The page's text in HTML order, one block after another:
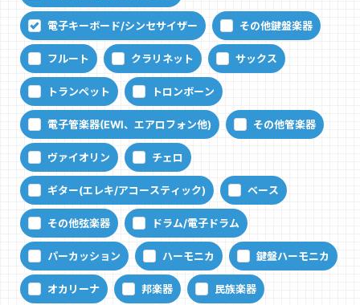
電子キーボード/シンセサイザー その他鍵盤楽器
フルート クラリネット サックス
トランペット トロンボーン
電子管楽器(EWI、エアロフォン他) その他管楽器
ヴァイオリン チェロ
ギター(エレキ/アコースティック) ベース
その他弦楽器 ドラム/電子ドラム
パーカッション ハーモニカ 鍵盤ハーモニカ
オカリーナ 邦楽器 民族楽器